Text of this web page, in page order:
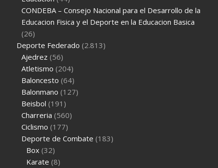
CONDEBA – Consejo Nacional para el Desarrollo de la
Educacion Fisica y el Deporte en la Educacion Basica
(26)
Deporte Federado (2.813)
Ajedrez (56)
Atletismo (204)
Baloncesto (64)
Balonmano (127)
Beisbol (191)
Charreria (560)
Ciclismo (177)
Deporte de Combate (183)
Box (32)
Karate (8)